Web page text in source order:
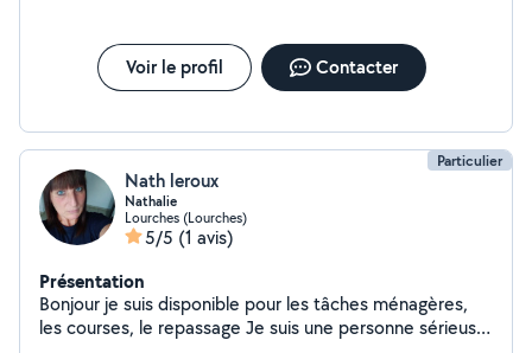
Voir le profil Contacter
Particulier
Nath leroux
Nathalie
Lourches (Lourches)
5/5 (1 avis)
Présentation
Bonjour je suis disponible pour les tâches ménagères,
les courses, le repassage Je suis une personne sérieuse,